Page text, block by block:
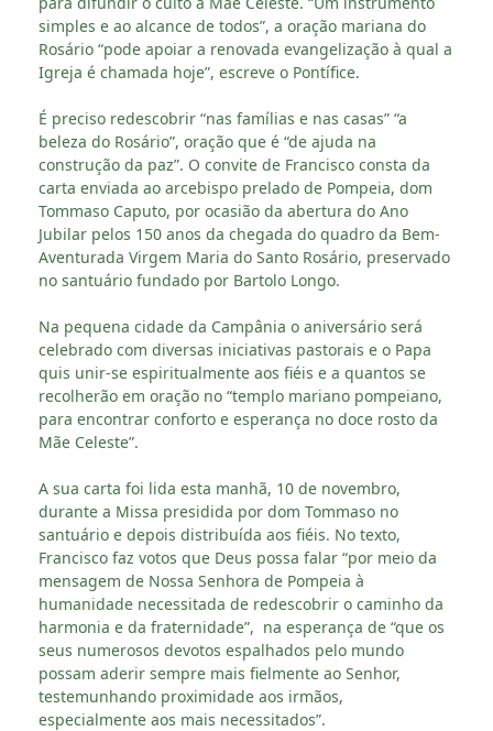
simples e ao alcance de todos”, a oração mariana do
Rosário “pode apoiar a renovada evangelização à qual a
Igreja é chamada hoje”, escreve o Pontífice.
É preciso redescobrir “nas famílias e nas casas” “a
beleza do Rosário”, oração que é “de ajuda na
construção da paz”. O convite de Francisco consta da
carta enviada ao arcebispo prelado de Pompeia, dom
Tommaso Caputo, por ocasião da abertura do Ano
Jubilar pelos 150 anos da chegada do quadro da Bem-
Aventurada Virgem Maria do Santo Rosário, preservado
no santuário fundado por Bartolo Longo.
Na pequena cidade da Campânia o aniversário será
celebrado com diversas iniciativas pastorais e o Papa
quis unir-se espiritualmente aos fiéis e a quantos se
recolherão em oração no “templo mariano pompeiano,
para encontrar conforto e esperança no doce rosto da
Mãe Celeste”.
A sua carta foi lida esta manhã, 10 de novembro,
durante a Missa presidida por dom Tommaso no
santuário e depois distribuída aos fiéis. No texto,
Francisco faz votos que Deus possa falar “por meio da
mensagem de Nossa Senhora de Pompeia à
humanidade necessitada de redescobrir o caminho da
harmonia e da fraternidade”, na esperança de “que os
seus numerosos devotos espalhados pelo mundo
possam aderir sempre mais fielmente ao Senhor,
testemunhando proximidade aos irmãos,
especialmente aos mais necessitados”.